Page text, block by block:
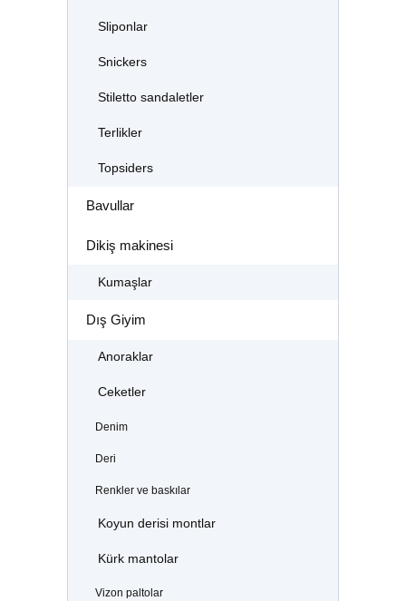
Sliponlar
Snickers
Stiletto sandaletler
Terlikler
Topsiders
Bavullar
Dikiş makinesi
Kumaşlar
Dış Giyim
Anoraklar
Ceketler
Denim
Deri
Renkler ve baskılar
Koyun derisi montlar
Kürk mantolar
Vizon paltolar